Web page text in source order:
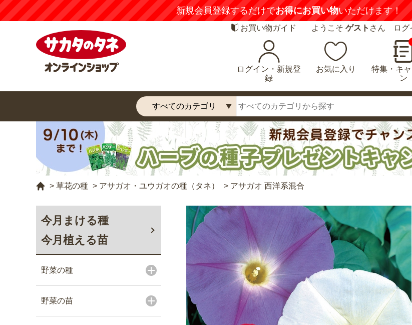
新規会員登録するだけでお得にお買い物いただけます！
お買い物ガイド ようこそ ゲスト さん ログ
ログイン・新規登
録
お気に入り
特集・キ
ン
> 草花の種 > アサガオ・ユウガオの種（タネ） > アサガオ 西洋系混合
今月まける種
今月植える苗
野菜の種
野菜の苗